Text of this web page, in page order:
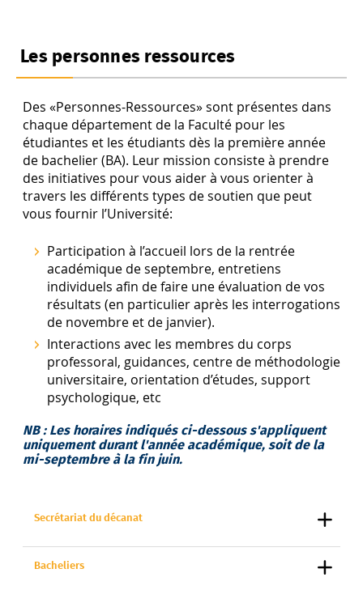
Les personnes ressources
Des «Personnes-Ressources» sont présentes dans
chaque département de la Faculté pour les
étudiantes et les étudiants dès la première année
de bachelier (BA). Leur mission consiste à prendre
des initiatives pour vous aider à vous orienter à
travers les différents types de soutien que peut
vous fournir l’Université:
Participation à l’accueil lors de la rentrée
académique de septembre, entretiens
individuels afin de faire une évaluation de vos
résultats (en particulier après les interrogations
de novembre et de janvier).
Interactions avec les membres du corps
professoral, guidances, centre de méthodologie
universitaire, orientation d’études, support
psychologique, etc
NB : Les horaires indiqués ci-dessous s'appliquent
uniquement durant l'année académique, soit de la
mi-septembre à la fin juin.
Secrétariat du décanat
Bacheliers